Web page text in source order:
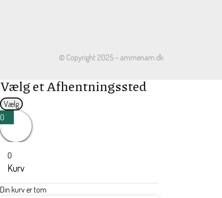
© Copyright 2025 – ammenam.dk
Vælg et Afhentningssted
Vælg
0
0
Kurv
Din kurv er tom